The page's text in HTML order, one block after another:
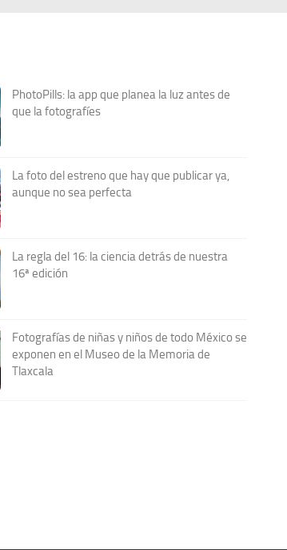
PhotoPills: la app que planea la luz antes de
que la fotografíes
La foto del estreno que hay que publicar ya,
aunque no sea perfecta
La regla del 16: la ciencia detrás de nuestra
16ª edición
Fotografías de niñas y niños de todo México se
exponen en el Museo de la Memoria de
Tlaxcala